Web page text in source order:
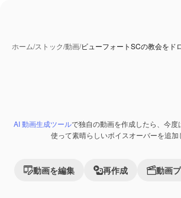
ホーム/ストック/動画/ビューフォートSCの教会をド
Premium
AI 動画生成ツールで独自の動画を作成したら、今度
使って素晴らしいボイスオーバーを追加
動画を編集 再作成 動画